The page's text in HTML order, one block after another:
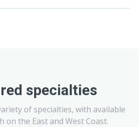
specialties
of specialties, with available
on the East and West Coast.